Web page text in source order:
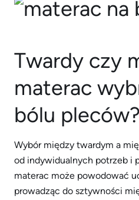
Twardy czy
materac
bólu pleców?
Wybór między twardym a
od indywidualnych potrzeb i
materac może powodować
prowadząc do sztywności